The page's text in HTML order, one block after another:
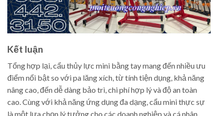
Kết luận
Tổng hợp lại, cẩu thủy lực mini bằng tay mang đến nhiều ưu
điểm nổi bật so với pa lăng xích, từ tính tiện dụng, khả năng
nâng cao, đến dễ dàng bảo trì, chi phí hợp lý và độ an toàn
cao. Cùng với khả năng ứng dụng đa dạng, cẩu mini thực sự
là một lựa chọn lý tưởng cho các doanh nghiệp và cá nhân.